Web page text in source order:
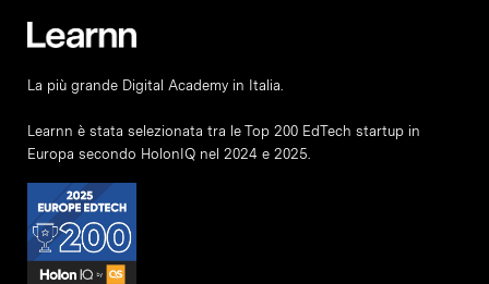
La più grande Digital Academy in Italia.
Learnn è stata selezionata tra le Top 200 EdTech startup in
Europa secondo HolonIQ nel 2024 e 2025.